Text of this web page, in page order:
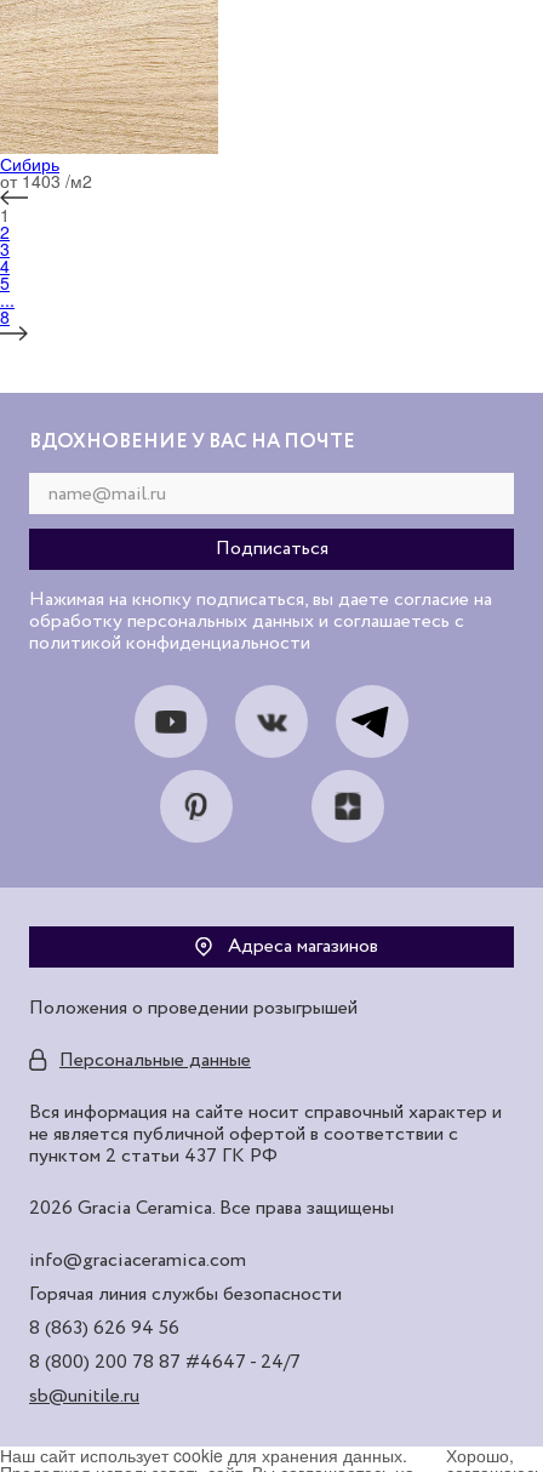
Сибирь
от 1403 /м2
1
2
3
4
5
...
8
ВДОХНОВЕНИЕ У ВАС НА ПОЧТЕ
Нажимая на кнопку подписаться, вы даете согласие на
обработку персональных данных и соглашаетесь с
политикой конфиденциальности
Адреса магазинов
Положения о проведении розыгрышей
Персональные данные
Вся информация на сайте носит справочный характер и
не является публичной офертой в соответствии с
пунктом 2 статьи 437 ГК РФ
2026 Gracia Ceramica. Все права защищены
info@graciaceramica.com
Горячая линия службы безопасности
8 (863) 626 94 56
8 (800) 200 78 87 #4647 - 24/7
sb@unitile.ru
Наш сайт использует cookie для хранения данных. Хорошо,